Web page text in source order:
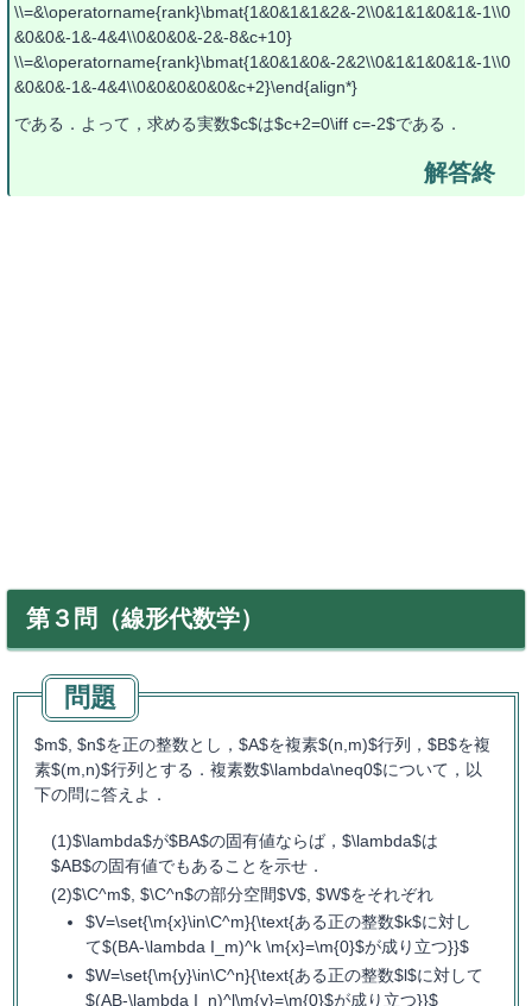
\\=&\operatorname{rank}\bmat{1&0&1&1&2&-2\\0&1&1&0&1&-1\\0
&0&0&-1&-4&4\\0&0&0&-2&-8&c+10}
\\=&\operatorname{rank}\bmat{1&0&1&0&-2&2\\0&1&1&0&1&-1\\0
&0&0&-1&-4&4\\0&0&0&0&0&c+2}\end{align*}
である．よって，求める実数$c$は$c+2=0\iff c=-2$である．
第３問（線形代数学）
$m$, $n$を正の整数とし，$A$を複素$(n,m)$行列，$B$を複
素$(m,n)$行列とする．複素数$\lambda\neq0$について，以
下の問に答えよ．
$\lambda$が$BA$の固有値ならば，$\lambda$は
$AB$の固有値でもあることを示せ．
$\C^m$, $\C^n$の部分空間$V$, $W$をそれぞれ
$V=\set{\m{x}\in\C^m}{\text{ある正の整数$k$に対し
て$(BA-\lambda I_m)^k \m{x}=\m{0}$が成り立つ}}$
$W=\set{\m{y}\in\C^n}{\text{ある正の整数$l$に対して
$(AB-\lambda I_n)^l\m{y}=\m{0}$が成り立つ}}$